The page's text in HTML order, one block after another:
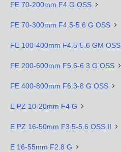
FE 70-200mm F4 G OSS
FE 70-300mm F4.5-5.6 G OSS
FE 100-400mm F4.5-5.6 GM OSS
FE 200-600mm F5.6-6.3 G OSS
FE 400-800mm F6.3-8 G OSS
E PZ 10-20mm F4 G
E PZ 16-50mm F3.5-5.6 OSS II
E 16-55mm F2.8 G